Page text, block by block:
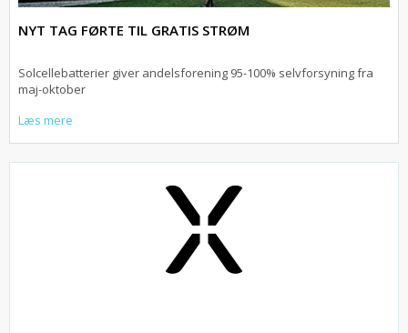
NYT TAG FØRTE TIL GRATIS STRØM
Solcellebatterier giver andelsforening 95-100% selvforsyning fra
maj-oktober
Læs mere